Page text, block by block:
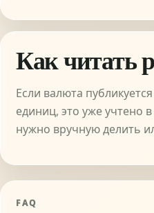
Как читать
Если валюта
единиц, это уже учтено
нужно вручную делить
FAQ